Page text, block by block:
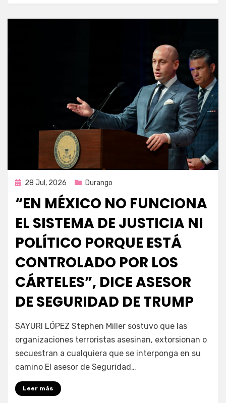
Publicada
28 Jul, 2026 Durango
“EN MÉXICO NO FUNCIONA
EL SISTEMA DE JUSTICIA NI
POLÍTICO PORQUE ESTÁ
CONTROLADO POR LOS
CÁRTELES”, DICE ASESOR
DE SEGURIDAD DE TRUMP
porFernando Miranda Servín
SAYURI LÓPEZ Stephen Miller sostuvo que las
organizaciones terroristas asesinan, extorsionan o
secuestran a cualquiera que se interponga en su
camino El asesor de Seguridad…
Leer más